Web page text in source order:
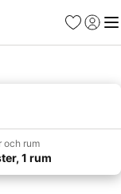
Favoriter
Logga
och rum
1 rum